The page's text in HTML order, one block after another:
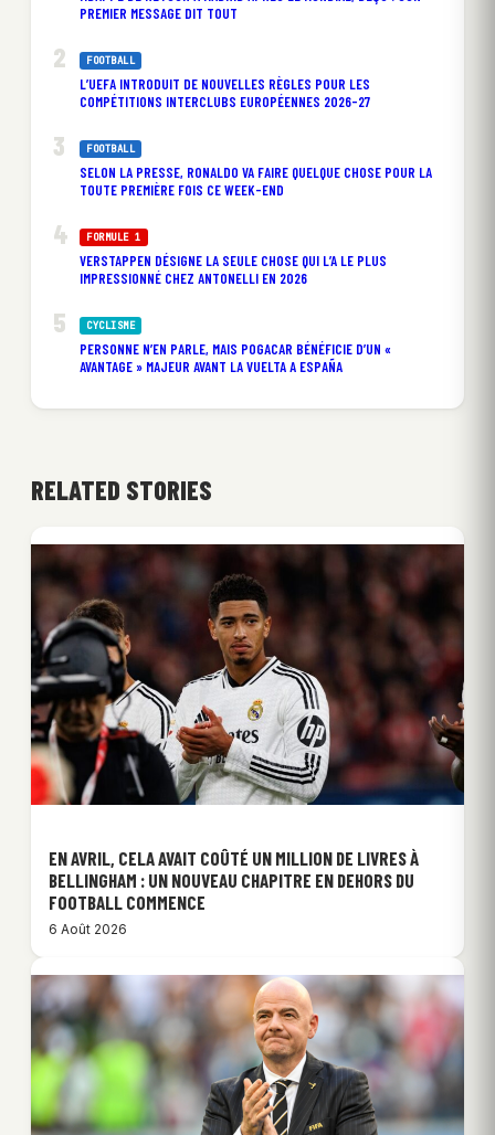
PREMIER MESSAGE DIT TOUT
FOOTBALL
L’UEFA INTRODUIT DE NOUVELLES RÈGLES POUR LES
COMPÉTITIONS INTERCLUBS EUROPÉENNES 2026-27
FOOTBALL
SELON LA PRESSE, RONALDO VA FAIRE QUELQUE CHOSE POUR LA
TOUTE PREMIÈRE FOIS CE WEEK-END
FORMULE 1
VERSTAPPEN DÉSIGNE LA SEULE CHOSE QUI L’A LE PLUS
IMPRESSIONNÉ CHEZ ANTONELLI EN 2026
CYCLISME
PERSONNE N’EN PARLE, MAIS POGACAR BÉNÉFICIE D’UN «
AVANTAGE » MAJEUR AVANT LA VUELTA A ESPAÑA
RELATED STORIES
EN AVRIL, CELA AVAIT COÛTÉ UN MILLION DE LIVRES À
BELLINGHAM : UN NOUVEAU CHAPITRE EN DEHORS DU
FOOTBALL COMMENCE
6 Août 2026